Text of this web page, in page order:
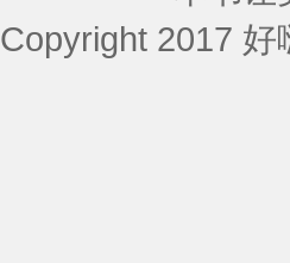
Copyright 2017